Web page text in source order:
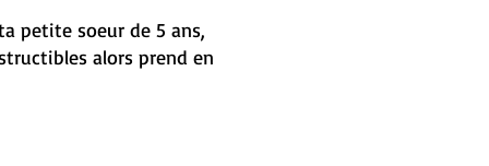
petite soeur de 5 ans,
alors prend en